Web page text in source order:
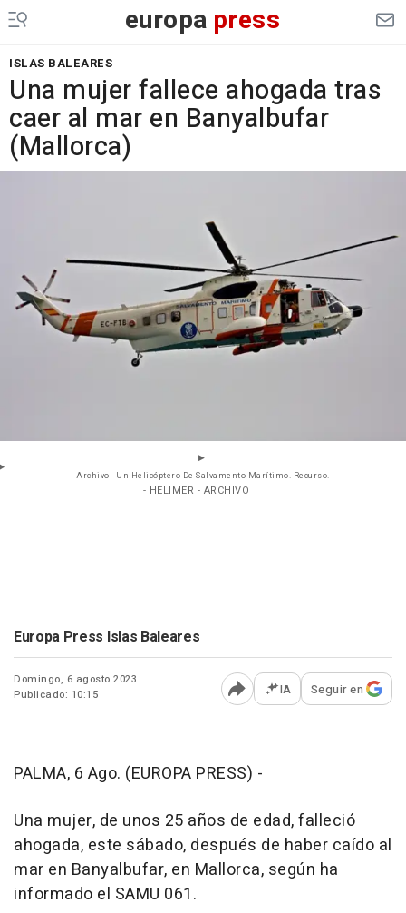
europa press
ISLAS BALEARES
Una mujer fallece ahogada tras
caer al mar en Banyalbufar
(Mallorca)
Archivo - Un Helicóptero De Salvamento Marítimo. Recurso.
- HELIMER - ARCHIVO
Europa Press Islas Baleares
Domingo, 6 agosto 2023
Publicado: 10:15
Abrir opciones para
IA Seguir en
PALMA, 6 Ago. (EUROPA PRESS) -
Una mujer, de unos 25 años de edad, falleció
ahogada, este sábado, después de haber caído al
mar en Banyalbufar, en Mallorca, según ha
informado el SAMU 061.